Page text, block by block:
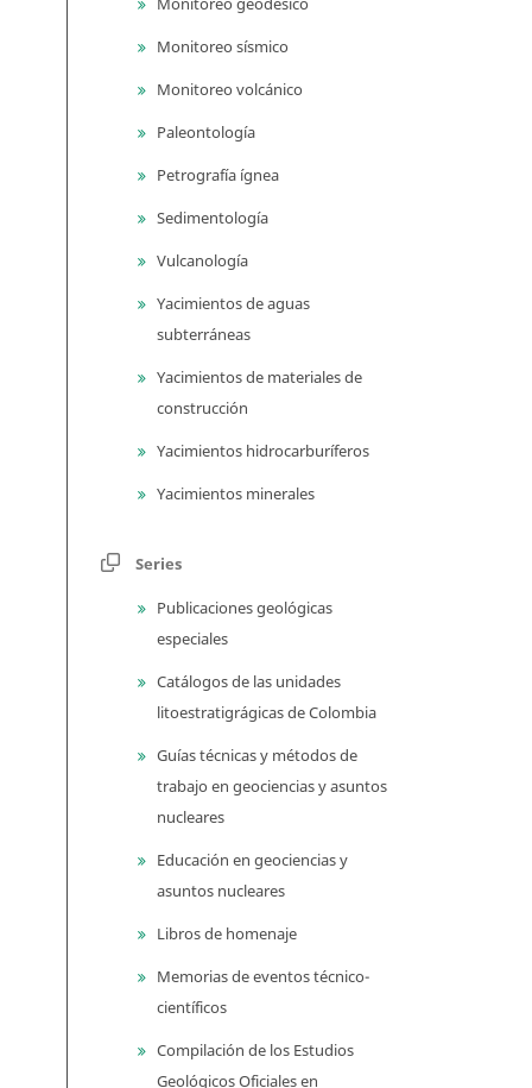
Monitoreo sísmico
Monitoreo volcánico
Paleontología
Petrografía ígnea
Sedimentología
Vulcanología
Yacimientos de aguas
subterráneas
Yacimientos de materiales de
construcción
Yacimientos hidrocarburíferos
Yacimientos minerales
Series
Publicaciones geológicas
especiales
Catálogos de las unidades
litoestratigrágicas de Colombia
Guías técnicas y métodos de
trabajo en geociencias y asuntos
nucleares
Educación en geociencias y
asuntos nucleares
Libros de homenaje
Memorias de eventos técnico-
científicos
Compilación de los Estudios
Geológicos Oficiales en